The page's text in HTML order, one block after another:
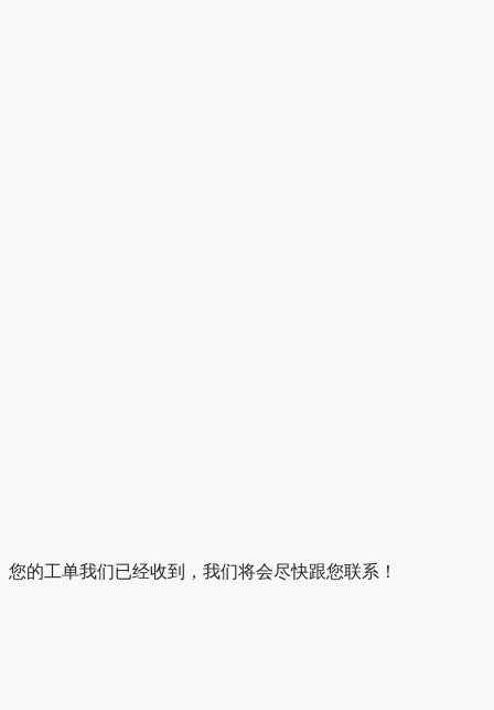
您的工单我们已经收到，我们将会尽快跟您联系！